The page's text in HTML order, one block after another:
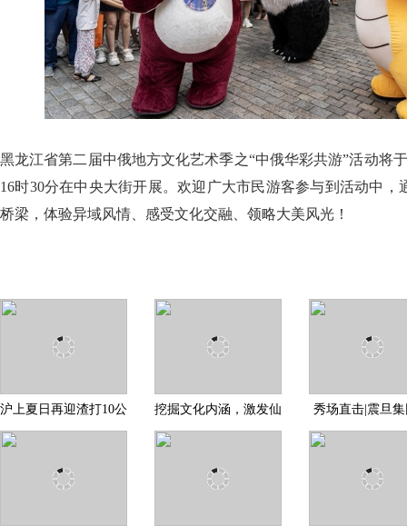
黑龙江省第二届中俄地方文化艺术季之“中俄华彩共游”活动将
16时30分在中央大街开展。欢迎广大市民游客参与到活动中，
桥梁，体验异域风情、感受文化交融、领略大美风光！
沪上夏日再迎渣打10公
挖掘文化内涵，激发仙
秀场直击|震旦